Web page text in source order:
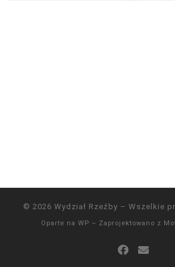
© 2026 Wydział Rzeźby – Wszelkie
Oparte na WP – Zaprojektowano z